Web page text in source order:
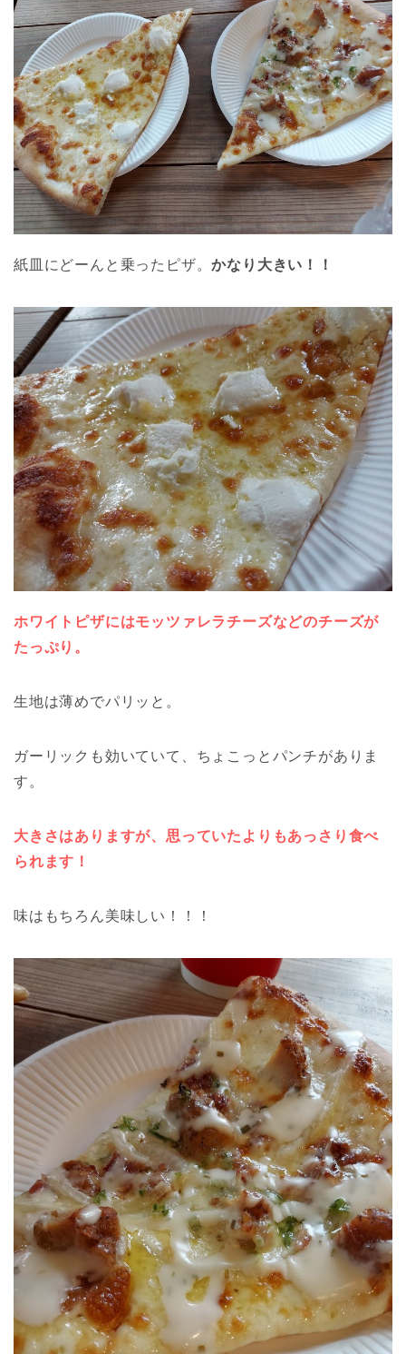
紙皿にどーんと乗ったピザ。かなり大きい！！
ホワイトピザにはモッツァレラチーズなどのチーズが
たっぷり。
生地は薄めでパリッと。
ガーリックも効いていて、ちょこっとパンチがありま
す。
大きさはありますが、思っていたよりもあっさり食べ
られます！
味はもちろん美味しい！！！